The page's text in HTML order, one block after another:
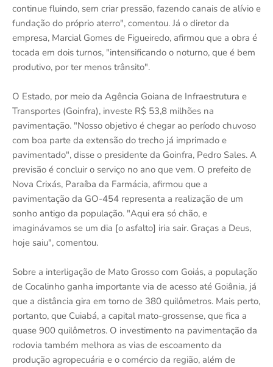
continue fluindo, sem criar pressão, fazendo canais de alívio e
fundação do próprio aterro", comentou. Já o diretor da
empresa, Marcial Gomes de Figueiredo, afirmou que a obra é
tocada em dois turnos, "intensificando o noturno, que é bem
produtivo, por ter menos trânsito".
O Estado, por meio da Agência Goiana de Infraestrutura e
Transportes (Goinfra), investe R$ 53,8 milhões na
pavimentação. "Nosso objetivo é chegar ao período chuvoso
com boa parte da extensão do trecho já imprimado e
pavimentado", disse o presidente da Goinfra, Pedro Sales. A
previsão é concluir o serviço no ano que vem. O prefeito de
Nova Crixás, Paraíba da Farmácia, afirmou que a
pavimentação da GO-454 representa a realização de um
sonho antigo da população. "Aqui era só chão, e
imaginávamos se um dia [o asfalto] iria sair. Graças a Deus,
hoje saiu", comentou.
Sobre a interligação de Mato Grosso com Goiás, a população
de Cocalinho ganha importante via de acesso até Goiânia, já
que a distância gira em torno de 380 quilômetros. Mais perto,
portanto, que Cuiabá, a capital mato-grossense, que fica a
quase 900 quilômetros. O investimento na pavimentação da
rodovia também melhora as vias de escoamento da
produção agropecuária e o comércio da região, além de